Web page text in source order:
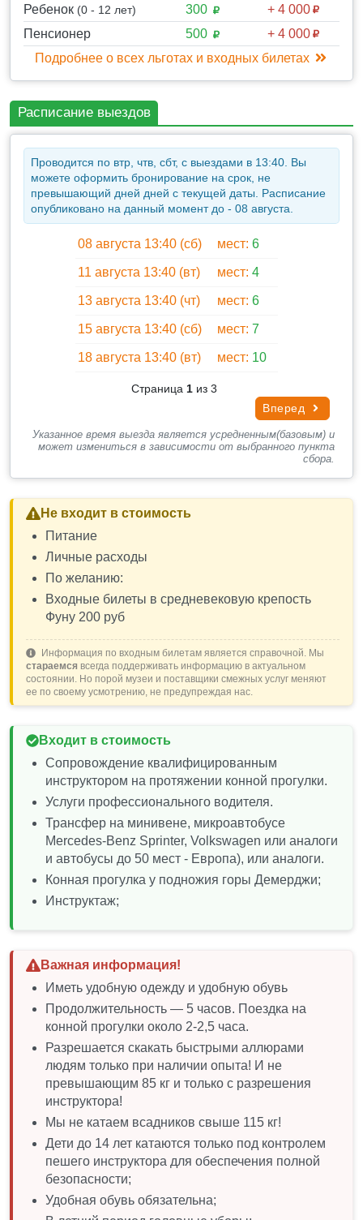
✔ Из Ялты вас забирает представитель экстрим-
клуба, везет к старту маршрута, у подножья горы
Демерджи.
прогулке, далее:
✔ С Вами проведут базовый инструктаж. Каждый
турист будет верхом на лошади, дети
✔ Вы совершите конную прогулку по живописным
местам Демерджи, длительностью 2-2,5 часа.
Сопровождающий проведет экскурсию и расскажет
загадочных и легендарным мест ЮБК. Конная
прогулка по подножию Демерджи никого не оставит
незабываемых, ярких впечатлений.
✔Так же во время экскурсии есть возможность
древности здесь проходил «шелковый путь» –
востока в Европу. В крепости Фуна
останавливались на ночлег, укрываясь от набегов
кочевников.
✔ После конной прогулки вы садитесь в автобус и
трансфер везет вас обратно в Ялту.
Ребенок (0 - 12 лет) 300
+ 4 000
Пенсионер
500
+ 4 000
Подробнее о всех льготах и входных билетах
Расписание выездов
Проводится по втр, чтв, сбт, с выездами в 13:40. Вы
можете оформить бронирование на срок, не
превышающий дней дней с текущей даты. Расписание
опубликовано на данный момент до - 08 августа.
08 августа 13:40 (сб) мест: 6
11 августа 13:40 (вт) мест: 4
13 августа 13:40 (чт) мест: 6
15 августа 13:40 (сб) мест: 7
18 августа 13:40 (вт) мест: 10
Страница 1 из 3
Вперед
Указанное время выезда является усредненным(базовым) и
может измениться в зависимости от выбранного пункта
сбора.
Не входит в стоимость
Питание
Личные расходы
По желанию:
Входные билеты в средневековую крепость
Фуну 200 руб
Информация по входным билетам является справочной. Мы
стараемся всегда поддерживать информацию в актуальном
состоянии. Но порой музеи и поставщики смежных услуг меняют
ее по своему усмотрению, не предупреждая нас.
Входит в стоимость
Сопровождение квалифицированным
инструктором на протяжении конной прогулки.
Услуги профессионального водителя.
Трансфер на минивене, микроавтобусе
Mercedes-Benz Sprinter, Volkswagen или аналоги
и автобусы до 50 мест - Европа), или аналоги.
Конная прогулка у подножия горы Демерджи;
Инструктаж;
Важная информация!
Иметь удобную одежду и удобную обувь
Продолжительность — 5 часов. Поездка на
конной прогулки около 2-2,5 часа.
Разрешается скакать быстрыми аллюрами
людям только при наличии опыта! И не
превышающим 85 кг и только с разрешения
инструктора!
Мы не катаем всадников свыше 115 кг!
Дети до 14 лет катаются только под контролем
пешего инструктора для обеспечения полной
безопасности;
Удобная обувь обязательна;